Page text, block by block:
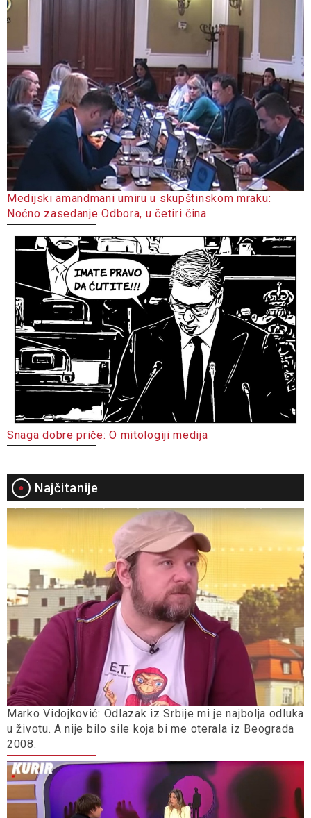
Medijski amandmani umiru u skupštinskom mraku:
Noćno zasedanje Odbora, u četiri čina
Snaga dobre priče: O mitologiji medija
Najčitanije
Marko Vidojković: Odlazak iz Srbije mi je najbolja odluka
u životu. A nije bilo sile koja bi me oterala iz Beograda
2008.